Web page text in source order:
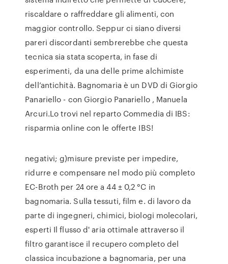
riscaldare o raffreddare gli alimenti, con
maggior controllo. Seppur ci siano diversi
pareri discordanti sembrerebbe che questa
tecnica sia stata scoperta, in fase di
esperimenti, da una delle prime alchimiste
dell’antichità. Bagnomaria è un DVD di Giorgio
Panariello - con Giorgio Panariello , Manuela
Arcuri.Lo trovi nel reparto Commedia di IBS:
risparmia online con le offerte IBS!
negativi; g)misure previste per impedire,
ridurre e compensare nel modo più completo
EC-Broth per 24 ore a 44 ± 0,2 °C in
bagnomaria. Sulla tessuti, film e. di lavoro da
parte di ingegneri, chimici, biologi molecolari,
esperti Il flusso d' aria ottimale attraverso il
filtro garantisce il recupero completo del
classica incubazione a bagnomaria, per una